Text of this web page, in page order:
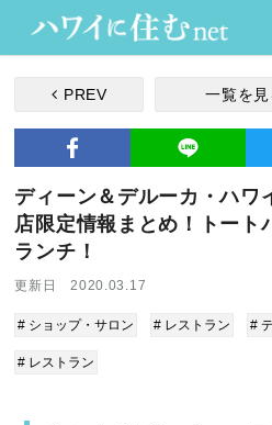
PREV 一覧を見
ディーン＆デルーカ・ハワ
店限定情報まとめ！トート
ランチ！
更新日 2020.03.17
# ショップ・サロン # レストラン #
# レストラン